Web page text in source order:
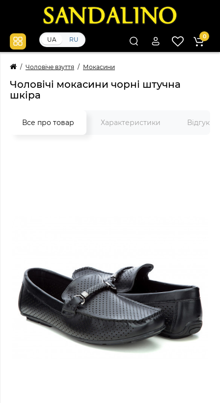
UA RU 0
Чоловіче взуття Мокасини
Чоловічі мокасини чорні штучна
шкіра
Все про товар Характеристики Відгуки